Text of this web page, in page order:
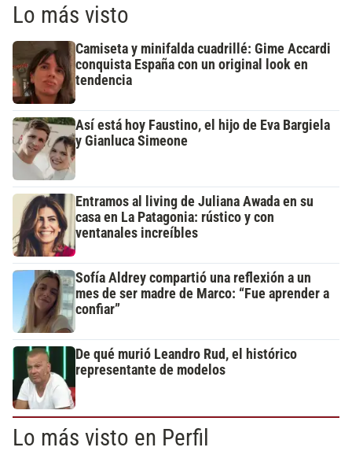
Lo más visto
Camiseta y minifalda cuadrillé: Gime Accardi
conquista España con un original look en
tendencia
Así está hoy Faustino, el hijo de Eva Bargiela
y Gianluca Simeone
Entramos al living de Juliana Awada en su
casa en La Patagonia: rústico y con
ventanales increíbles
Sofía Aldrey compartió una reflexión a un
mes de ser madre de Marco: “Fue aprender a
confiar”
De qué murió Leandro Rud, el histórico
representante de modelos
Lo más visto en Perfil